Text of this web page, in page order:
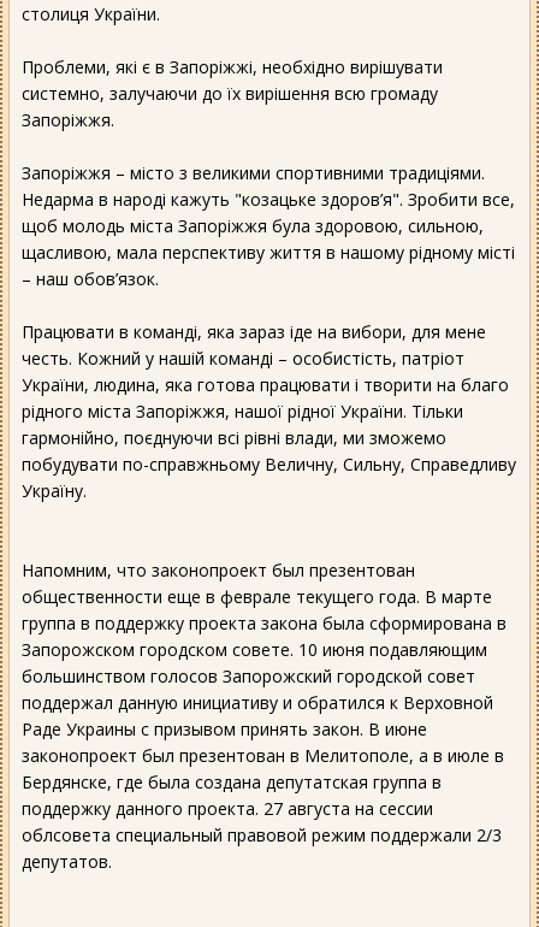
столиця України.
Проблеми, які є в Запоріжжі, необхідно вирішувати
системно, залучаючи до їх вирішення всю громаду
Запоріжжя.
Запоріжжя – місто з великими спортивними традиціями.
Недарма в народі кажуть "козацьке здоров’я". Зробити все,
щоб молодь міста Запоріжжя була здоровою, сильною,
щасливою, мала перспективу життя в нашому рідному місті
– наш обов’язок.
Працювати в команді, яка зараз іде на вибори, для мене
честь. Кожний у нашій команді – особистість, патріот
України, людина, яка готова працювати і творити на благо
рідного міста Запоріжжя, нашої рідної України. Тільки
гармонійно, поєднуючи всі рівні влади, ми зможемо
побудувати по-справжньому Величну, Сильну, Справедливу
Україну.
Напомним, что законопроект был презентован
общественности еще в феврале текущего года. В марте
группа в поддержку проекта закона была сформирована в
Запорожском городском совете. 10 июня подавляющим
большинством голосов Запорожский городской совет
поддержал данную инициативу и обратился к Верховной
Раде Украины с призывом принять закон. В июне
законопроект был презентован в Мелитополе, а в июле в
Бердянске, где была создана депутатская группа в
поддержку данного проекта. 27 августа на сессии
облсовета специальный правовой режим поддержали 2/3
депутатов.